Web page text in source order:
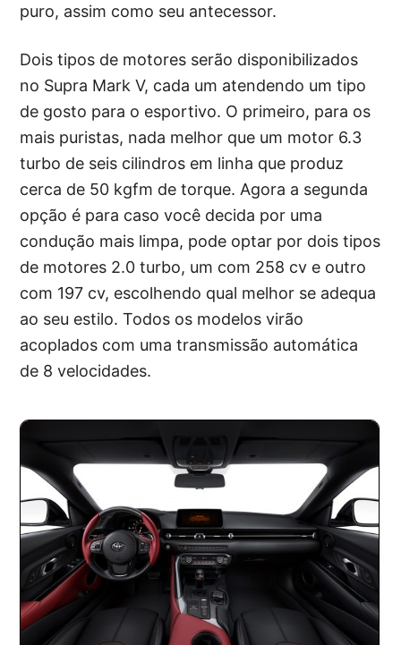
puro, assim como seu antecessor.
Dois tipos de motores serão disponibilizados
no Supra Mark V, cada um atendendo um tipo
de gosto para o esportivo. O primeiro, para os
mais puristas, nada melhor que um motor 6.3
turbo de seis cilindros em linha que produz
cerca de 50 kgfm de torque. Agora a segunda
opção é para caso você decida por uma
condução mais limpa, pode optar por dois tipos
de motores 2.0 turbo, um com 258 cv e outro
com 197 cv, escolhendo qual melhor se adequa
ao seu estilo. Todos os modelos virão
acoplados com uma transmissão automática
de 8 velocidades.